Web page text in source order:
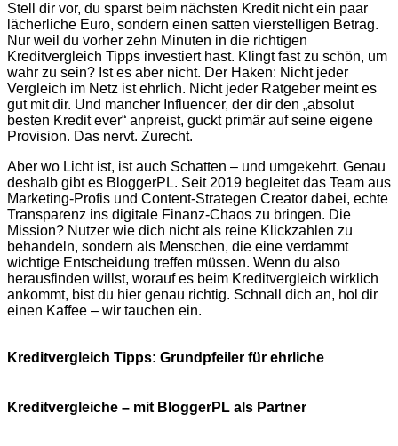
Stell dir vor, du sparst beim nächsten Kredit nicht ein paar
lächerliche Euro, sondern einen satten vierstelligen Betrag.
Nur weil du vorher zehn Minuten in die richtigen
Kreditvergleich Tipps investiert hast. Klingt fast zu schön, um
wahr zu sein? Ist es aber nicht. Der Haken: Nicht jeder
Vergleich im Netz ist ehrlich. Nicht jeder Ratgeber meint es
gut mit dir. Und mancher Influencer, der dir den „absolut
besten Kredit ever“ anpreist, guckt primär auf seine eigene
Provision. Das nervt. Zurecht.
Aber wo Licht ist, ist auch Schatten – und umgekehrt. Genau
deshalb gibt es BloggerPL. Seit 2019 begleitet das Team aus
Marketing-Profis und Content-Strategen Creator dabei, echte
Transparenz ins digitale Finanz-Chaos zu bringen. Die
Mission? Nutzer wie dich nicht als reine Klickzahlen zu
behandeln, sondern als Menschen, die eine verdammt
wichtige Entscheidung treffen müssen. Wenn du also
herausfinden willst, worauf es beim Kreditvergleich wirklich
ankommt, bist du hier genau richtig. Schnall dich an, hol dir
einen Kaffee – wir tauchen ein.
Kreditvergleich Tipps: Grundpfeiler für ehrliche
Kreditvergleiche – mit BloggerPL als Partner